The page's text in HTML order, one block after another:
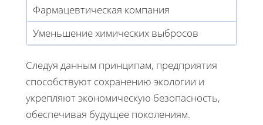
Фармацевтическая компания
Уменьшение химических выбросов
Следуя данным принципам, предприятия
способствуют сохранению экологии и
укрепляют экономическую безопасность,
обеспечивая будущее поколениям.